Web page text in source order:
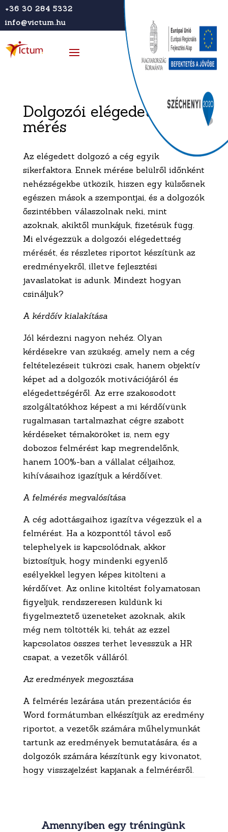
+36 30 284 5332
info@victum.hu
Dolgozói elégedettség
mérés
Az elégedett dolgozó a cég egyik
sikerfaktora. Ennek mérése belülről időnként
nehézségekbe ütközik, hiszen egy külsősnek
egészen mások a szempontjai, és a dolgozók
őszintébben válaszolnak neki, mint
azoknak, akiktől munkájuk, fizetésük függ.
Mi elvégezzük a dolgozói elégedettség
mérését, és részletes riportot készítünk az
eredményekről, illetve fejlesztési
javaslatokat is adunk. Mindezt hogyan
csináljuk?
A kérdőív kialakítása
Jól kérdezni nagyon nehéz. Olyan
kérdésekre van szükség, amely nem a cég
feltételezéseit tükrözi csak, hanem objektív
képet ad a dolgozók motivációjáról és
elégedettségéről. Az erre szakosodott
szolgáltatókhoz képest a mi kérdőívünk
rugalmasan tartalmazhat cégre szabott
kérdéseket témaköröket is, nem egy
dobozos felmérést kap megrendelőnk,
hanem 100%-ban a vállalat céljaihoz,
kihívásaihoz igazítjuk a kérdőívet.
A felmérés megvalósítása
A cég adottásgaihoz igazítva végezzük el a
felmérést. Ha a központtól távol eső
telephelyek is kapcsolódnak, akkor
biztosítjuk, hogy mindenki egyenlő
esélyekkel legyen képes kitölteni a
kérdőívet. Az online kitöltést folyamatosan
figyeljük, rendszeresen küldünk ki
fiygelmeztető üzeneteket azoknak, akik
még nem töltötték ki, tehát az ezzel
kapcsolatos összes terhet levesszük a HR
csapat, a vezetők válláról.
Az eredmények megosztása
A felmérés lezárása után prezentációs és
Word formátumban elkészítjük az eredmény
riportot, a vezetők számára műhelymunkát
tartunk az eredmények bemutatására, és a
dolgozók számára készítünk egy kivonatot,
hogy visszajelzést kapjanak a felmérésről.
Amennyiben egy tréningünk